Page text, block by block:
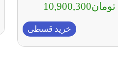
تومان10,900,300
خرید قسطی